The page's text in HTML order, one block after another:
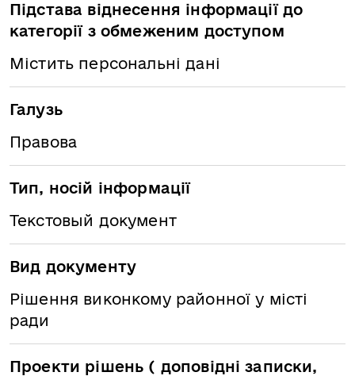
Підстава віднесення інформації до
категорії з обмеженим доступом
Містить персональні дані
Галузь
Правова
Тип, носій інформації
Текстовый документ
Вид документу
Рішення виконкому районної у місті
ради
Проекти рішень ( доповідні записки,